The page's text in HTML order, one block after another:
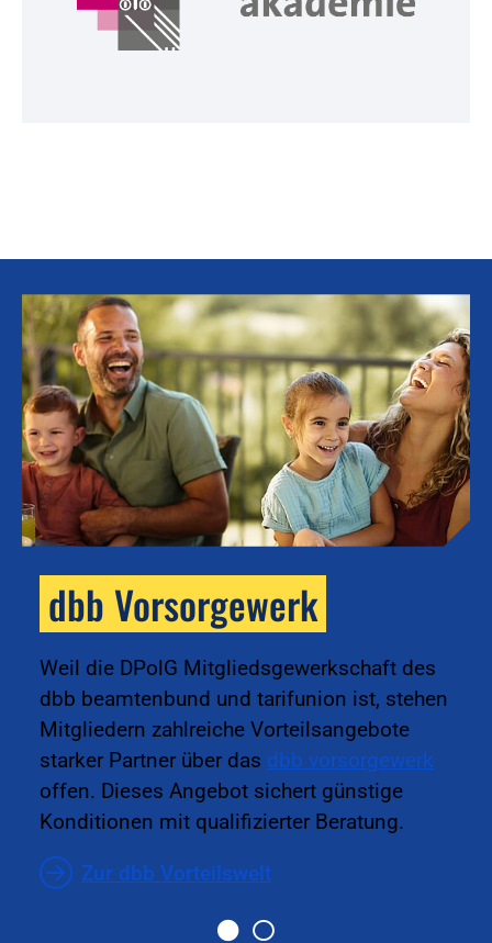
dbb Vorsorgewerk
Weil die DPolG Mitgliedsgewerkschaft des
dbb beamtenbund und tarifunion ist, stehen
Mitgliedern zahlreiche Vorteilsangebote
starker Partner über das dbb vorsorgewerk
offen. Dieses Angebot sichert günstige
Konditionen mit qualifizierter Beratung.
Zur dbb Vorteilswelt